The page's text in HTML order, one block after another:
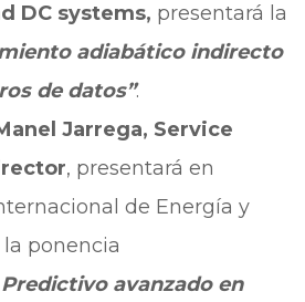
DC systems, presentará la
adiabático indirecto
de datos”.
Jarrega, Service
, presentará en
de Energía y
ponencia
avanzado en